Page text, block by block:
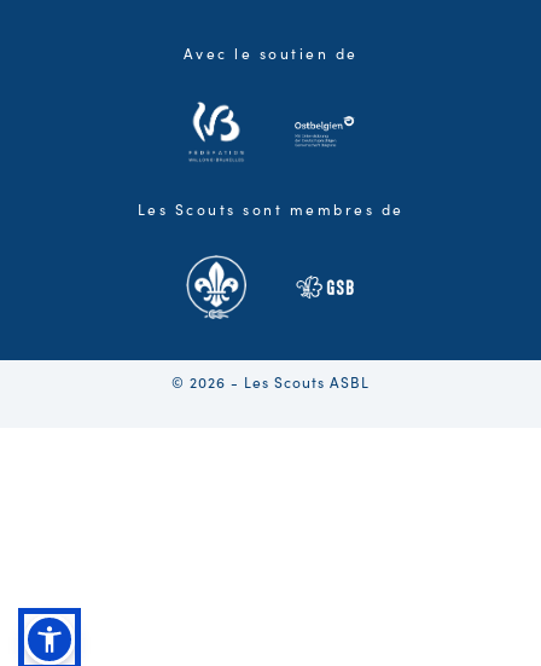
Avec le soutien de
Les Scouts sont membres de
© 2026 - Les Scouts ASBL